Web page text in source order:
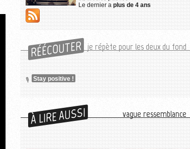
Le dernier a plus de 4 ans
RÉÉCOUTER je répète pour les deux du fond
Stay positive !
À LIRE AUSSI vague ressemblance